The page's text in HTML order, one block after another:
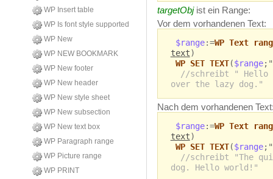
WP Insert table
WP Is font style supported
WP New
WP NEW BOOKMARK
WP New footer
WP New header
WP New style sheet
WP New subsection
WP New text box
WP Paragraph range
WP Picture range
WP PRINT
targetObjist ein Range:
Vor dem vorhandenen Text:
$range:=WP Text
text)
WP SET TEXT($range;"
//schreibt " Hello
over the lazy dog."
Nach dem vorhandenen
$range:=WP Text
text)
WP SET TEXT($range;"
//schreibt "The
dog. Hello world!"